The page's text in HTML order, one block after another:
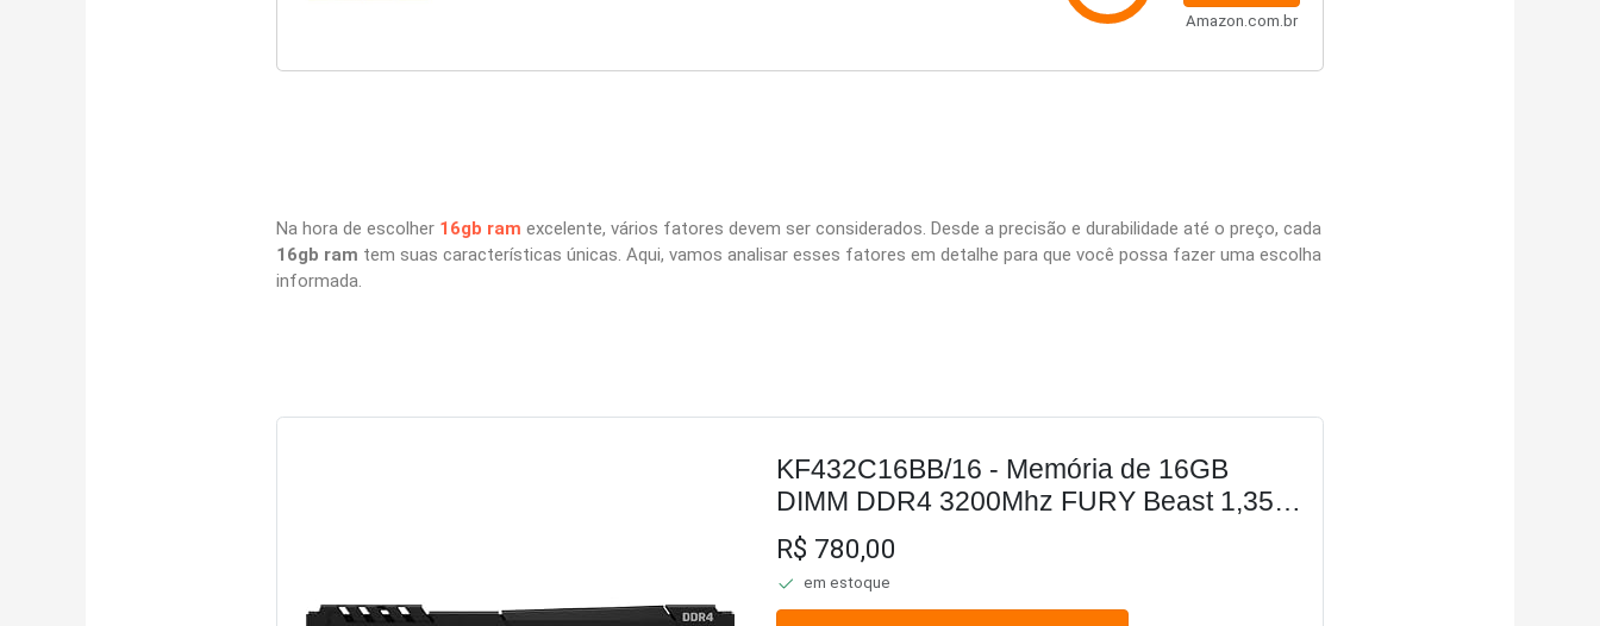
Amazon.com.br
Na hora de escolher 16gb ram excelente, vários fatores devem ser considerados. Desde a precisão e durabilidade até o preço, cada
16gb ram tem suas características únicas. Aqui, vamos analisar esses fatores em detalhe para que você possa fazer uma escolha
informada.
KF432C16BB/16 - Memória de 16GB
DIMM DDR4 3200Mhz FURY Beast 1,35V
1Rx8 288 pinos para desktop/gamers,
Preto
R$ 780,00
em estoque